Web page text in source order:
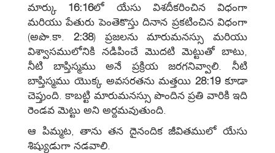
మార్కు 16:16లో యేసు విశదీకరించిన విధంగా
మరియు పేతురు పెంతెకొస్తు దినాన ప్రకటించిన విధంగా
(అపొ.కా. 2:38) ప్రజలను మారుమనస్సు మరియు
విశ్వాసములోనికి నడిపించే మొదటి మెట్టుతో బాటు,
నీటి బాప్తిస్మము అనే ప్రక్రియ జరగనివ్వాలి. నీటి
బాప్తిస్మము యొక్క అవసరతను మత్తయి28:19కూడా
చెప్తుంది. కాబట్టి మారుమనస్సు పొందిన ప్రతి వారికి ఇది
రెండవ మెట్టు అని అర్దమవుతుంది.
ఆ పిమ్మట, తాను తన దైనందిక జీవితములో యేసు
శిష్యుడుగా నడవాలి.